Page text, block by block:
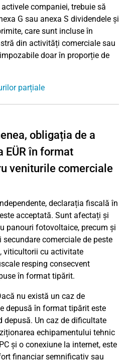
companiei, trebuie să
G sau anexa S dividendele și
care sunt incluse în
din activități comerciale sau
doar în proporție de
parțiale
obligația de a
EÜR în format
veniturile comerciale
declarația fiscală în
acceptată. Sunt afectați și
panouri fotovoltaice, precum și
secundare comerciale de peste
viticultorii cu activitate
resping consecvent
în format tipărit.
nu există un caz de
depusă în format tipărit este
depusă. Un caz de dificultate
echipamentului tehnic
și o conexiune la internet, este
financiar semnificativ sau